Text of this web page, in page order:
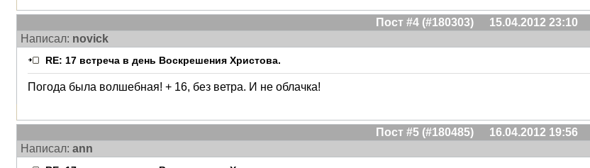
Пост #4 (#180303)
15.04.2012 23:10
Написал: novick
RE: 17 встреча в день Воскрешения Христова.
Погода была волшебная! + 16, без ветра. И не облачка!
Пост #5 (#180485)
16.04.2012 19:56
Написал: ann